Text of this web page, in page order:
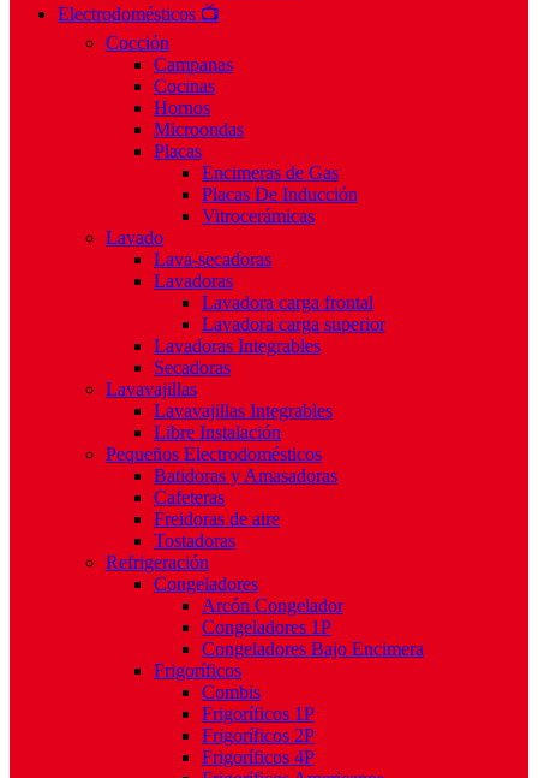
Electrodomésticos 📺
Cocción
Campanas
Cocinas
Hornos
Microondas
Placas
Encimeras de Gas
Placas De Inducción
Vitrocerámicas
Lavado
Lava-secadoras
Lavadoras
Lavadora carga frontal
Lavadora carga superior
Lavadoras Integrables
Secadoras
Lavavajillas
Lavavajillas Integrables
Libre Instalación
Pequeños Electrodomésticos
Batidoras y Amasadoras
Cafeteras
Freidoras de aire
Tostadoras
Refrigeración
Congeladores
Arcón Congelador
Congeladores 1P
Congeladores Bajo Encimera
Frigoríficos
Combis
Frigoríficos 1P
Frigoríficos 2P
Frigoríficos 4P